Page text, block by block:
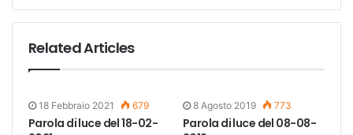
Related Articles
18 Febbraio 2021 679
Parola di luce del 18-02-
8 Agosto 2019 773
Parola di luce del 08-08-